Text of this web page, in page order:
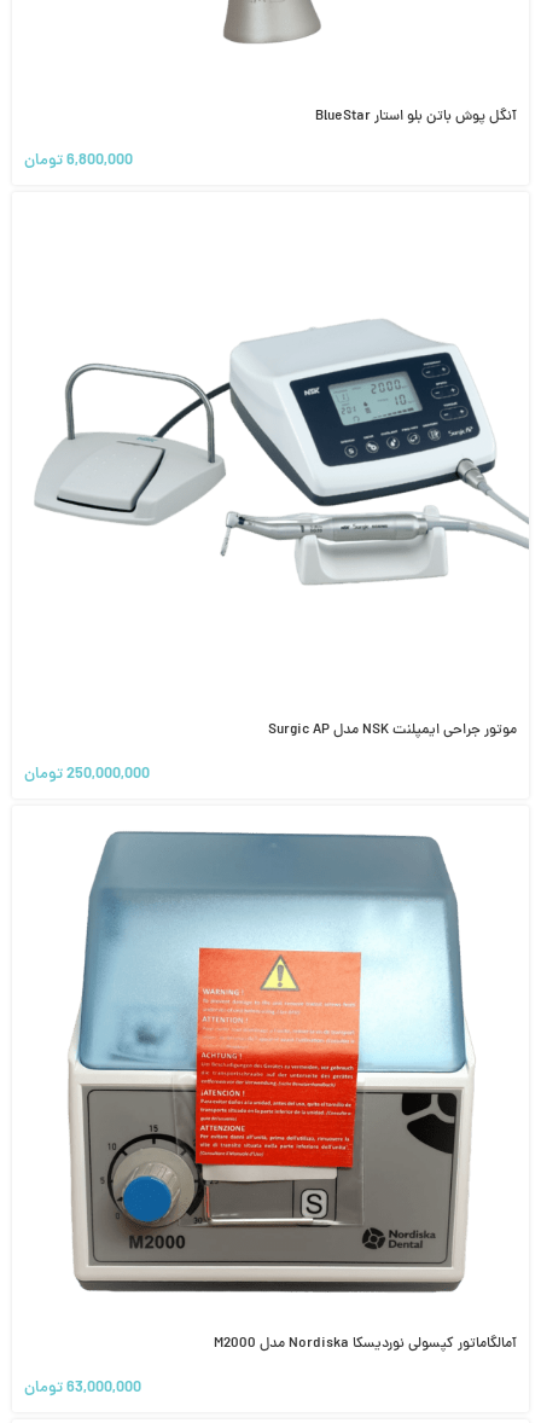
آنگل پوش باتن بلو استار BlueStar
6,800,000تومان
موتور جراحی ایمپلنت NSK مدل Surgic AP
250,000,000تومان
آمالگاماتور کپسولی نوردیسکا Nordiska مدل M2000
63,000,000تومان